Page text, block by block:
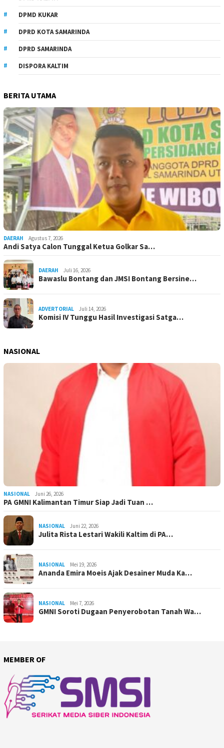
DPMD KUKAR
DPRD KOTA SAMARINDA
DPRD SAMARINDA
DISPORA KALTIM
BERITA UTAMA
DAERAH Agustus 7, 2026
Andi Satya Calon Tunggal Ketua Golkar Sa…
DAERAH Juli 16, 2026
Bawaslu Bontang dan JMSI Bontang Bersine…
ADVERTORIAL Juli 14, 2026
Komisi IV Tunggu Hasil Investigasi Satga…
NASIONAL
NASIONAL Juni 26, 2026
PA GMNI Kalimantan Timur Siap Jadi Tuan …
NASIONAL Juni 22, 2026
Julita Rista Lestari Wakili Kaltim di PA…
NASIONAL Mei 19, 2026
Ananda Emira Moeis Ajak Desainer Muda Ka…
NASIONAL Mei 7, 2026
GMNI Soroti Dugaan Penyerobotan Tanah Wa…
MEMBER OF